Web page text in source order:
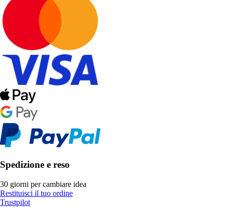
Spedizione e reso
30 giorni per cambiare idea
Restituisci il tuo ordine
Trustpilot